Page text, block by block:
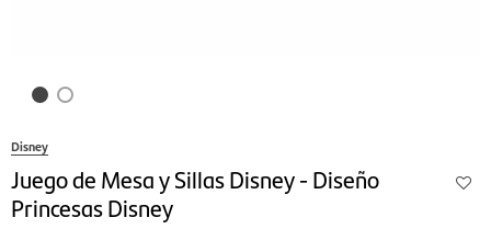
Disney
Juego de Mesa y Sillas Disney - Diseño
Princesas Disney